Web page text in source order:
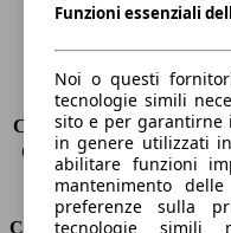
Carico massimo
Porte
Sedili
Carico sul tetto
Capacità di traino (senza
Capacità di traino (con
Volume del bagagliaio
Consumi
Funzioni essenziali
Noi o questi
tecnologie simili
sito e per garantirne
in genere utilizzati
abilitare funzioni
mantenimento
preferenze sulla
tecnologie simili